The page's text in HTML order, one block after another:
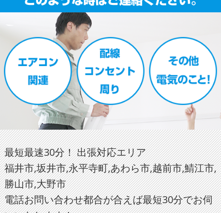
最短最速30分！ 出張対応エリア
福井市,坂井市,永平寺町,あわら市,越前市,鯖江市,
勝山市,大野市
電話お問い合わせ都合が合えば最短30分でお伺